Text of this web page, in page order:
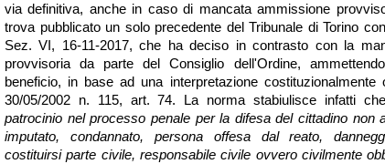
via definitiva, anche in caso di mancata ammissione
trova pubblicato un solo precedente del Tribunale di Torino
Sez. VI, 16-11-2017, che ha deciso in contrasto con la
provvisoria da parte del Consiglio dell'Ordine,
beneficio, in base ad una interpretazione costituzionalmente
30/05/2002 n. 115, art. 74. La norma stabiulisce infatti
patrocinio nel processo penale per la difesa del cittadino non
imputato, condannato, persona offesa dal reato,
costituirsi parte civile, responsabile civile ovvero civilmente